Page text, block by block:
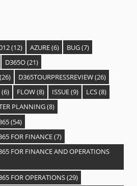
(12) AZURE(6) BUG(7)
D365O(21)
D365TOURPRESSREVIEW(26)
(6) FLOW(8) ISSUE(9) LCS(8)
PLANNING(8)
(54)
FOR FINANCE(7)
FOR FINANCE AND OPERATIONS
FOR OPERATIONS(29)